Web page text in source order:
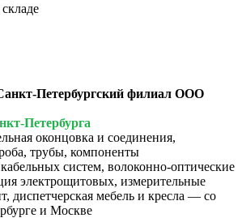
Петербургский филиал ООО
Петербурга
оконцовка и соединения,
трубы, компоненты
систем, волоконно-оптические
электрощитовых, измерительные
диспетчерская мебель и кресла — со
и Москве